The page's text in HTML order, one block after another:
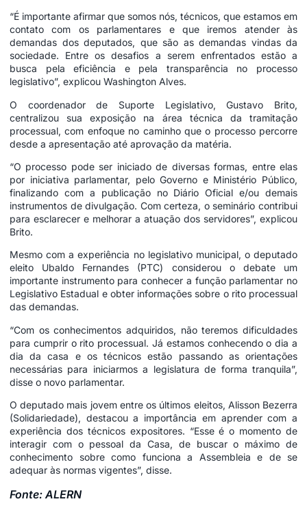
“É importante afirmar que somos nós, técnicos, que estamos em
contato com os parlamentares e que iremos atender às
demandas dos deputados, que são as demandas vindas da
sociedade. Entre os desafios a serem enfrentados estão a
busca pela eficiência e pela transparência no processo
legislativo”, explicou Washington Alves.
O coordenador de Suporte Legislativo, Gustavo Brito,
centralizou sua exposição na área técnica da tramitação
processual, com enfoque no caminho que o processo percorre
desde a apresentação até aprovação da matéria.
“O processo pode ser iniciado de diversas formas, entre elas
por iniciativa parlamentar, pelo Governo e Ministério Público,
finalizando com a publicação no Diário Oficial e/ou demais
instrumentos de divulgação. Com certeza, o seminário contribui
para esclarecer e melhorar a atuação dos servidores”, explicou
Brito.
Mesmo com a experiência no legislativo municipal, o deputado
eleito Ubaldo Fernandes (PTC) considerou o debate um
importante instrumento para conhecer a função parlamentar no
Legislativo Estadual e obter informações sobre o rito processual
das demandas.
“Com os conhecimentos adquiridos, não teremos dificuldades
para cumprir o rito processual. Já estamos conhecendo o dia a
dia da casa e os técnicos estão passando as orientações
necessárias para iniciarmos a legislatura de forma tranquila”,
disse o novo parlamentar.
O deputado mais jovem entre os últimos eleitos, Alisson Bezerra
(Solidariedade), destacou a importância em aprender com a
experiência dos técnicos expositores. “Esse é o momento de
interagir com o pessoal da Casa, de buscar o máximo de
conhecimento sobre como funciona a Assembleia e de se
adequar às normas vigentes”, disse.
Fonte: ALERN